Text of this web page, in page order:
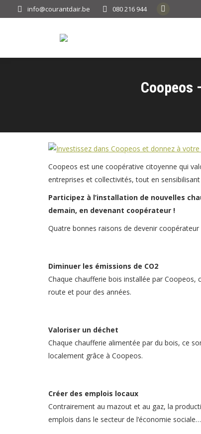
info@courantdair.be 080 216 944
Coopeos
Coopeos est une coopérative citoyenne qui
entreprises et collectivités, tout en
Participez à l’installation de nouvelles
demain, en devenant coopérateur !
Quatre bonnes raisons de devenir coopérateur
Diminuer les émissions de CO2
Chaque chaufferie bois installée par Coopeos,
route et pour des années.
Valoriser un déchet
Chaque chaufferie alimentée par du bois, ce
localement grâce à Coopeos.
Créer des emplois locaux
Contrairement au mazout et au gaz, la
emplois dans le secteur de l’économie sociale…